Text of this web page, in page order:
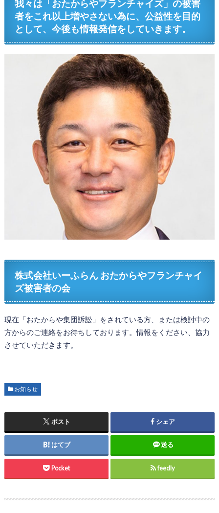
我々は「おたからやフランチャイズ」の被害
者をこれ以上増やさない為に、公益性を目的
として、今後も情報発信をしていきます。
株式会社いーふらん おたからやフランチャイ
ズ被害者の会
現在「おたからや集団訴訟」をされている方、または検討中の
方からのご連絡をお待ちしております。情報をください、協力
させていただきます。
お知らせ
ポスト シェア
はてブ 送る
Pocket feedly